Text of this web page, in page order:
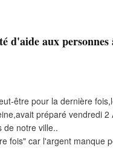
d'aide aux personnes
être pour la dernière
préparé vendredi
de notre ville..
fois" car l'argent manque